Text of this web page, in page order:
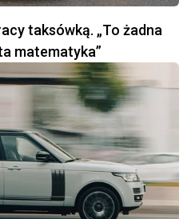
taksówką. „To żadna
matematyka”